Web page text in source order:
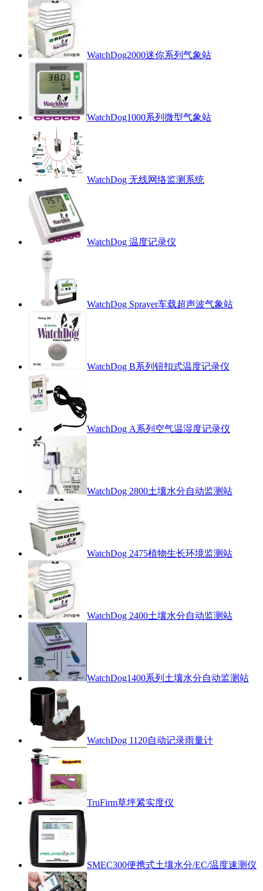
WatchDog2000迷你系列气象站
WatchDog1000系列微型气象站
WatchDog 无线网络监测系统
WatchDog 温度记录仪
WatchDog Sprayer车载超声波气象站
WatchDog B系列钮扣式温度记录仪
WatchDog A系列空气温湿度记录仪
WatchDog 2800土壤水分自动监测站
WatchDog 2475植物生长环境监测站
WatchDog 2400土壤水分自动监测站
WatchDog1400系列土壤水分自动监测站
WatchDog 1120自动记录雨量计
TruFirm草坪紧实度仪
SMEC300便携式土壤水分/EC/温度速测仪